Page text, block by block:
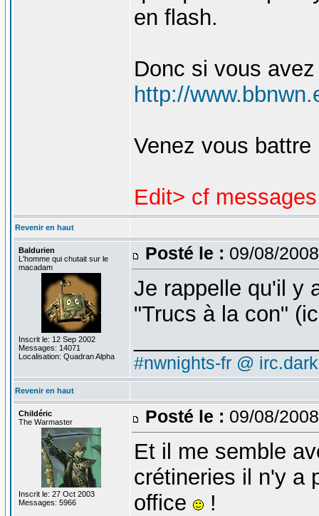
en flash.
Donc si vous
http://
Venez vous battre
Edit> cf
Revenir en haut
Baldurien
L'homme qui chutait sur le
macadam
Inscrit le: 12 Sep 2002
Messages: 14071
Localisation: Quadran Alpha
Posté le : 09/08/
Je rappelle qu'il y
"Trucs à la con"
#nwnights-fr @
Revenir en haut
Childéric
The Warmaster
Inscrit le: 27 Oct 2003
Messages: 5966
Posté le : 09/08/
Et il me semble
crétineries il n'y a
office
!